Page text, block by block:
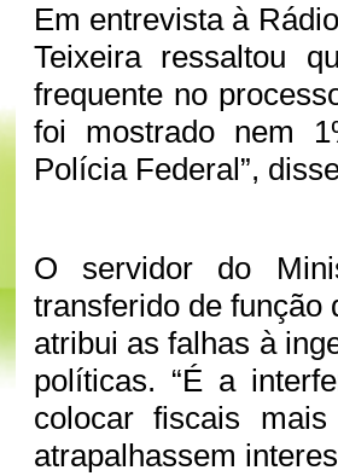
Em entrevista à
Teixeira ressaltou
frequente no
foi mostrado nem
Polícia Federal”,
O servidor do
transferido de função
atribui as falhas à
políticas. “É a
colocar fiscais
atrapalhassem